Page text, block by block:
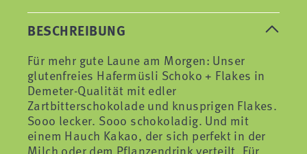
BESCHREIBUNG
Für mehr gute Laune am Morgen: Unser
glutenfreies Hafermüsli Schoko + Flakes in
Demeter-Qualität mit edler
Zartbitterschokolade und knusprigen Flakes.
Sooo lecker. Sooo schokoladig. Und mit
einem Hauch Kakao, der sich perfekt in der
Milch oder dem Pflanzendrink verteilt. Für